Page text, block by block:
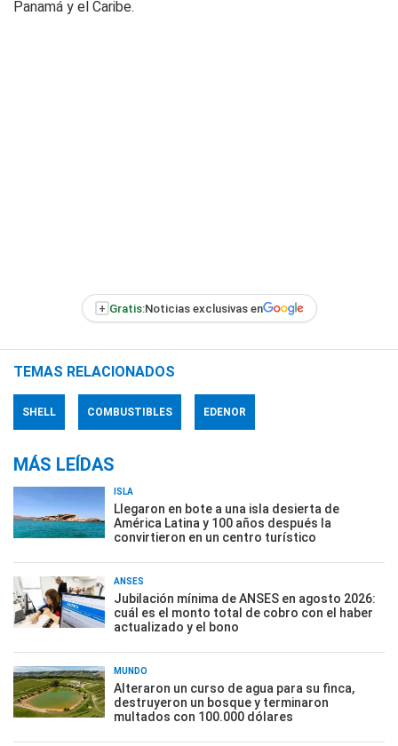
Panamá y el Caribe.
+ Gratis:Noticias exclusivas en
TEMAS RELACIONADOS
SHELL COMBUSTIBLES EDENOR
MÁS LEÍDAS
ISLA
Llegaron en bote a una isla desierta de
América Latina y 100 años después la
convirtieron en un centro turístico
ANSES
Jubilación mínima de ANSES en agosto 2026:
cuál es el monto total de cobro con el haber
actualizado y el bono
MUNDO
Alteraron un curso de agua para su finca,
destruyeron un bosque y terminaron
multados con 100.000 dólares